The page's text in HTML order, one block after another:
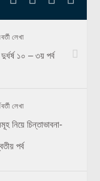
লেখা
দুর্ধর্ষ ১০ – ৩য় পর্ব
লেখা
নিয়ে চিন্তাভাবনা-
পর্ব